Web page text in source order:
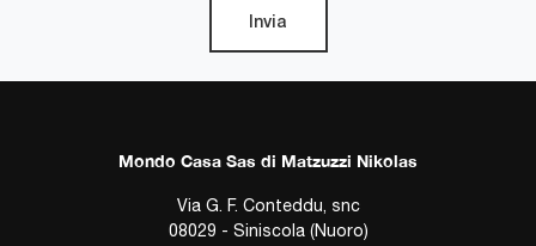
Invia
Mondo Casa Sas di Matzuzzi Nikolas
Via G. F. Conteddu, snc
08029 - Siniscola (Nuoro)